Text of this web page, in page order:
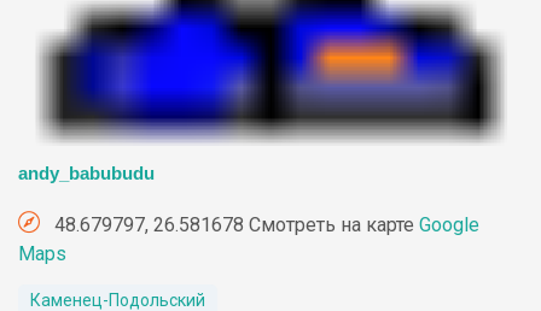
andy_babubudu
48.679797, 26.581678 Смотреть на карте Google
Maps
Каменец-Подольский